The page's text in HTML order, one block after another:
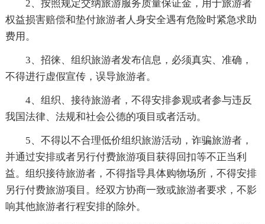
2、按照规定交纳旅游服务质量保证金，用于旅游者
权益损害赔偿和垫付旅游者人身安全遇有危险时紧急求助
费用。
3、招徕、组织旅游者发布信息，必须真实、准确，
不得进行虚假宣传，误导旅游者。
4、组织、接待旅游者，不得安排参观或者参与违反
我国法律、法规和社会公德的项目或者活动。
5、不得以不合理低价组织旅游活动，诈骗旅游者，
并通过安排或者另行付费旅游项目获得回扣等不正当利
益。组织接待旅游者，不得指导具体购物场所，不得安排
另行付费旅游项目。经双方协商一致或旅游者要求，不影
响其他旅游者行程安排的除外。